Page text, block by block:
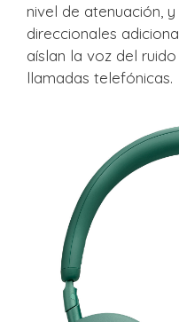
nivel de atenuación,
direccionales
aíslan la voz del
llamadas telefónicas.